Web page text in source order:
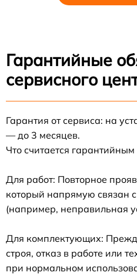
Гарантийные
сервисного
Гарантия от сервиса: на
— до 3 месяцев.
Что считается
Для работ: Повторное
который напрямую связан
(например, неправильная
Для комплектующих:
строя, отказ в работе или
при нормальном